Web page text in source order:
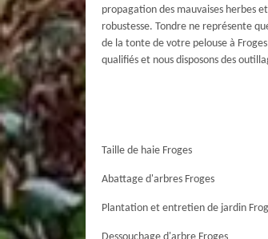
propagation des mauvaises herbes
robustesse. Tondre ne représente
de la tonte de votre pelouse à
qualifiés et nous disposons des
Taille de haie Froges
Abattage d'arbres Froges
Plantation et entretien de jardin